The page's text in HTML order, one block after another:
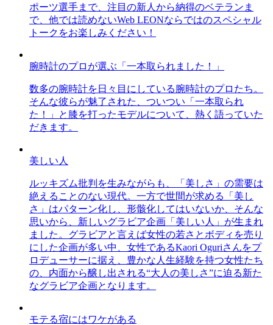
ポーツ選手まで、注目の新人から納得のベテランま
で、他では読めないWeb LEONならではのスペシャル
トークをお楽しみください！
腕時計のプロが選ぶ「一本取られました！」
数多の腕時計を日々目にしている腕時計のプロたち。
そんな彼らが魅了された、ついつい「一本取られ
た！」と膝を打ったモデルについて、熱く語っていた
だきます。
美しい人
ルッキズム批判を生みながらも、「美しさ」の需要は
絶えることのない現代。一方で世間が求める「美し
さ」はパターン化し、形骸化してはいないか、そんな
思いから、新しいグラビア企画「美しい人」が生まれ
ました。グラビアと言えば女性の若さとボディを売り
にした企画が多い中、女性であるKaori Oguriさんをプ
ロデューサーに据え、豊かな人生経験を持つ女性たち
の、内面から醸し出される“大人の美しさ”に迫る新た
なグラビア企画となります。
モテる宿にはワケがある